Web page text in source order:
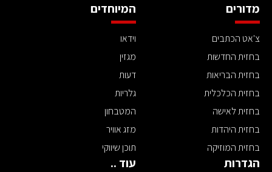
מדורים
צ'אט הכתבים
בחזית החדשות
בחזית הבריאות
בחזית הכלכלית
בחזית לאישה
בחזית היהדות
בחזית המוזיקה
המיוחדים
וידאו
מגזין
דעות
גלריות
המטבחון
מזג אוויר
תוכן שיווקי
הגדרות עוד ..